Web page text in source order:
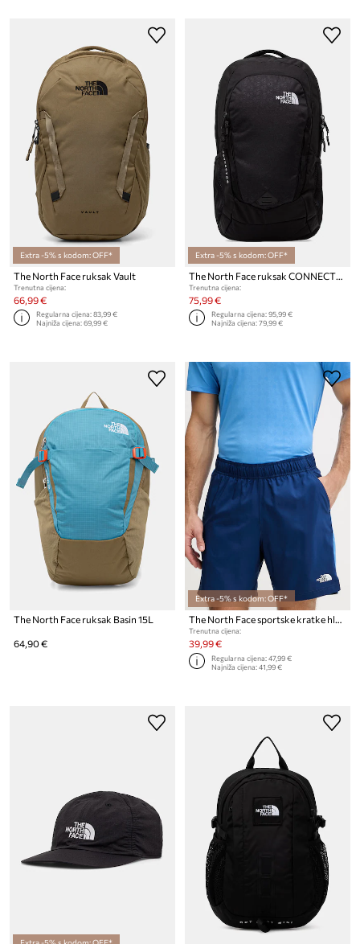
Extra -5% s kodom: OFF*
The North Face ruksak Vault
Trenutna cijena:
66,99 €
Regularna cijena:83,99 €
Najniža cijena:69,99 €
Extra -5% s kodom: OFF*
Trenutna cijena:
75,99 €
Regularna cijena:95,99 €
Najniža cijena:79,99 €
The North Face ruksak Basin 15L
64,90 €
Extra -5% s kodom: OFF*
The North Face sportske kratke hlače za muškarce 24/7 color block
Trenutna cijena:
39,99 €
Regularna cijena:47,99 €
Najniža cijena:41,99 €
Extra -5% s kodom: OFF*